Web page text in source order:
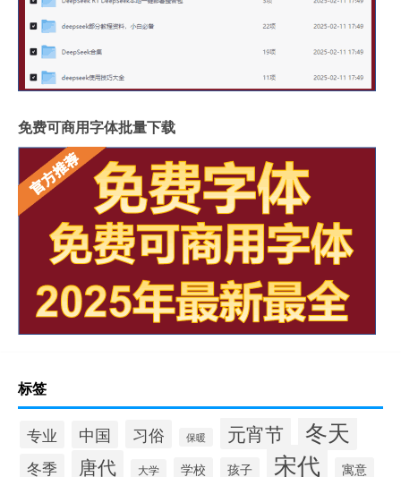
免费可商用字体批量下载
标签
专业 中国 习俗 保暖 元宵节 冬天
冬季 唐代 大学 学校 孩子 宋代 寓意